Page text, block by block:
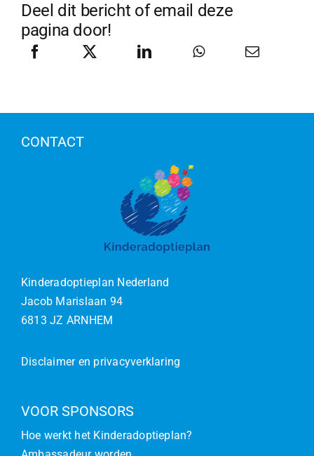
Deel dit bericht of email deze
pagina door!
CONTACT
Kinderadoptieplan Nederland
Jacob Marislaan 94
6813 JZ ARNHEM
Disclaimer en privacyverklaring
VOOR SPONSORS
Hoe werkt het Kinderadoptieplan?